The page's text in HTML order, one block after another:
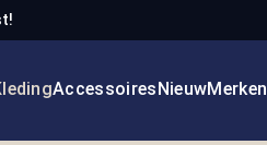
AccessoiresNieuwMerken